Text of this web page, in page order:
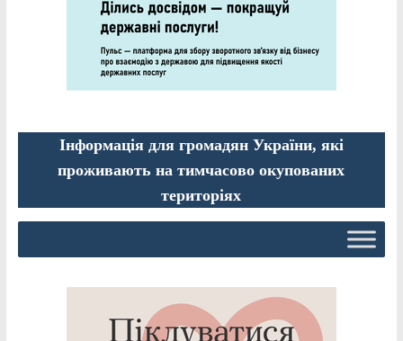
Інформація для громадян України, які
проживають на тимчасово окупованих
територіях